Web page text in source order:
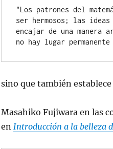
"Los patrones del
ser hermosos; las
encajar de una manera
no hay lugar
sino que también
Masahiko Fujiwara en las
en Introducción a la belleza